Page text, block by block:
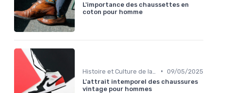
L'importance des chaussettes en
coton pour homme
• 09/05/2025
L'attrait intemporel des chaussures
vintage pour hommes